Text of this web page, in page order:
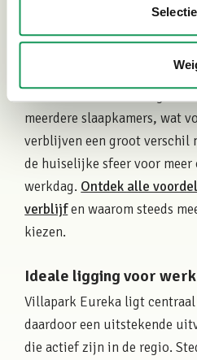
privacy dan traditionele
meerdere slaapkamers, wat
verblijven een groot verschil
de huiselijke sfeer voor meer
werkdag. Ontdek alle
verblijfen waarom steeds
kiezen.
Ideale ligging voor
Villapark Eureka ligt centraal
daardoor een uitstekende
die actief zijn in de regio.